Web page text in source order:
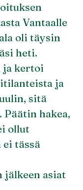
Vantaalle
oli täysin
heti.
ja kertoi
ja
sitä
hakea,
ollut
tässä
jälkeen asiat